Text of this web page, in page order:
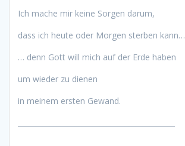
Ich mache mir keine Sorgen darum,
dass ich heute oder Morgen sterben kann…
… denn Gott will mich auf der Erde haben
um wieder zu dienen
in meinem ersten Gewand.